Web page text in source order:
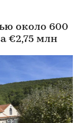
около 600
€2,75 млн